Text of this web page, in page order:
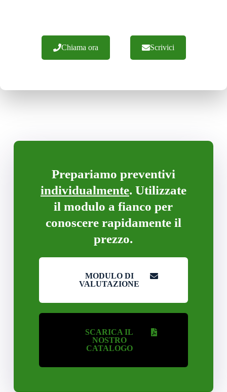
Chiama ora Scrivici
Prepariamo preventivi
individualmente. Utilizzate
il modulo a fianco per
conoscere rapidamente il
prezzo.
MODULO DI
VALUTAZIONE
SCARICA IL
NOSTRO
CATALOGO